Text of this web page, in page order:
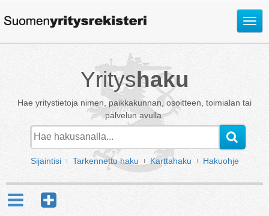
Avaa
Yrityshaku
Hae yritystietoja nimen, paikkakunnan, osoitteen, toimialan tai
palvelun avulla.
Sijaintisi Tarkennettu haku Karttahaku Hakuohje